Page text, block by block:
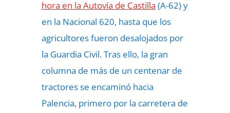
hora en la Autovía de Castilla (A-62) y
en la Nacional 620, hasta que los
agricultores fueron desalojados por
la Guardia Civil. Tras ello, la gran
columna de más de un centenar de
tractores se encaminó hacia
Palencia, primero por la carretera de